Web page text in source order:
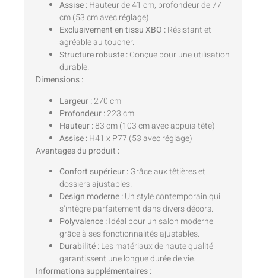
Assise :Hauteur de 41 cm, profondeur de 77
cm (53 cm avec réglage).
Exclusivement en tissu XBO :Résistant et
agréable au toucher.
Structure robuste :Conçue pour une utilisation
durable.
Dimensions :
Largeur :270 cm
Profondeur :223 cm
Hauteur :83 cm (103 cm avec appuis-tête)
Assise :H41 x P77 (53 avec réglage)
Avantages du produit :
Confort supérieur :Grâce aux têtières et
dossiers ajustables.
Design moderne :Un style contemporain qui
s’intègre parfaitement dans divers décors.
Polyvalence :Idéal pour un salon moderne
grâce à ses fonctionnalités ajustables.
Durabilité :Les matériaux de haute qualité
garantissent une longue durée de vie.
Informations supplémentaires :